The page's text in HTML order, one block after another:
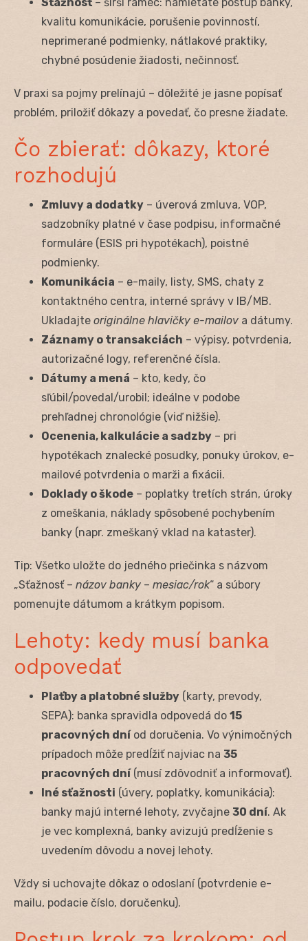
kvalitu komunikácie, porušenie povinností,
neprimerané podmienky, nátlakové praktiky,
chybné posúdenie žiadosti, nečinnosť.
V praxi sa pojmy prelínajú – dôležité je jasne popísať
problém, priložiť dôkazy a povedať, čo presne žiadate.
Čo zbierať: dôkazy, ktoré
rozhodujú
Zmluvy a dodatky – úverová zmluva, VOP,
sadzobníky platné v čase podpisu, informačné
formuláre (ESIS pri hypotékach), poistné
podmienky.
Komunikácia – e-maily, listy, SMS, chaty z
kontaktného centra, interné správy v IB/MB.
Ukladajte originálne hlavičky e-mailov a dátumy.
Záznamy o transakciách – výpisy, potvrdenia,
autorizačné logy, referenčné čísla.
Dátumy a mená – kto, kedy, čo
sľúbil/povedal/urobil; ideálne v podobe
prehľadnej chronológie (viď nižšie).
Ocenenia, kalkulácie a sadzby – pri
hypotékach znalecké posudky, ponuky úrokov, e-
mailové potvrdenia o marži a fixácii.
Doklady o škode – poplatky tretích strán, úroky
z omeškania, náklady spôsobené pochybením
banky (napr. zmeškaný vklad na kataster).
Tip: Všetko uložte do jedného priečinka s názvom
„Sťažnosť – názov banky – mesiac/rok“ a súbory
pomenujte dátumom a krátkym popisom.
Lehoty: kedy musí banka
odpovedať
Plaťby a platobné služby (karty, prevody,
SEPA): banka spravidla odpovedá do 15
pracovných dníod doručenia. Vo výnimočných
prípadoch môže predĺžiť najviac na 35
pracovných dní(musí zdôvodniť a informovať).
Iné sťažnosti (úvery, poplatky, komunikácia):
banky majú interné lehoty, zvyčajne 30 dní. Ak
je vec komplexná, banky avizujú predĺženie s
uvedením dôvodu a novej lehoty.
Vždy si uchovajte dôkaz o odoslaní (potvrdenie e-
mailu, podacie číslo, doručenku).